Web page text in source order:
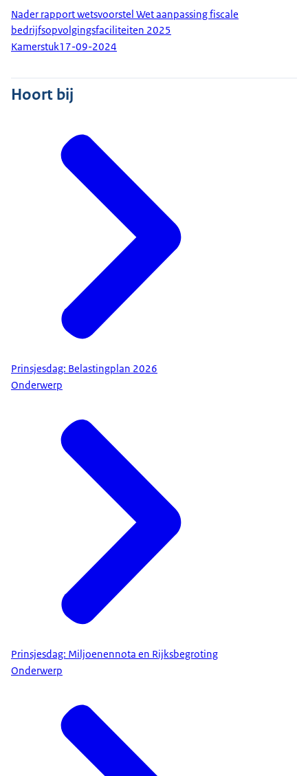
Nader rapport wetsvoorstel Wet aanpassing fiscale
bedrijfsopvolgingsfaciliteiten 2025
Kamerstuk17-09-2024
Hoort bij
Prinsjesdag: Belastingplan 2026
Onderwerp
Prinsjesdag: Miljoenennota en Rijksbegroting
Onderwerp